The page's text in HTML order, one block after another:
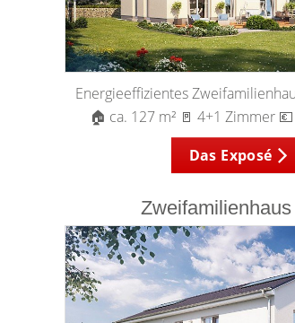
Energieeffizientes
🏠 ca. 127 m² 🚪 4+1 Zimmer
Das Exposé